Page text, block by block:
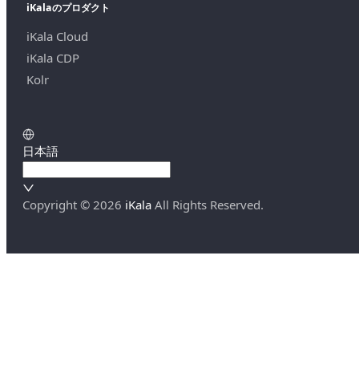
iKalaのプロダクト
iKala Cloud
iKala CDP
Kolr
日本語
Copyright © 2026 iKala All Rights Reserved.